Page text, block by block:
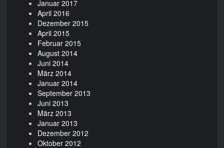
Januar 2017
April 2016
Dezember 2015
April 2015
Februar 2015
August 2014
Juni 2014
März 2014
Januar 2014
September 2013
Juni 2013
März 2013
Januar 2013
Dezember 2012
Oktober 2012